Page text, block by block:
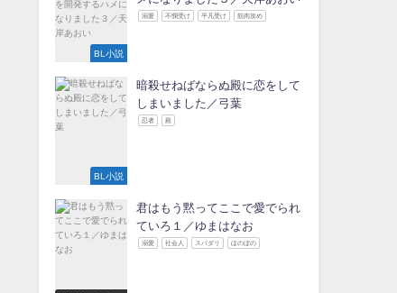
BL小説
溺愛 不憫受け 平凡受け 筋肉攻め
BL小説
暗殺せねばならぬ殿に恋をして
しまいました／弓葉
忍者 殿
君はもう黙ってここで愛でられ
ていろ１／ゆまはなお
溺愛 社会人 スパダリ ほのぼの